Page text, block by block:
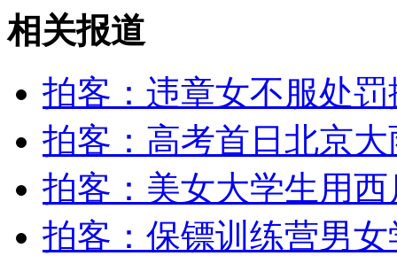
无痛分娩是否安全 医生回应
外交部：反对强权政治霸凌主义
外交部：有关国家言论片面不公正
相关报道
拍客：违章女不服处
拍客：高考首日北京
拍客：美女大学生用
拍客：保镖训练营男